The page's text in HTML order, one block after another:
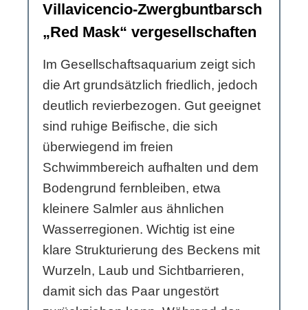
Villavicencio-Zwergbuntbarsch
„Red Mask“ vergesellschaften
Im Gesellschaftsaquarium zeigt sich
die Art grundsätzlich friedlich, jedoch
deutlich revierbezogen. Gut geeignet
sind ruhige Beifische, die sich
überwiegend im freien
Schwimmbereich aufhalten und dem
Bodengrund fernbleiben, etwa
kleinere Salmler aus ähnlichen
Wasserregionen. Wichtig ist eine
klare Strukturierung des Beckens mit
Wurzeln, Laub und Sichtbarrieren,
damit sich das Paar ungestört